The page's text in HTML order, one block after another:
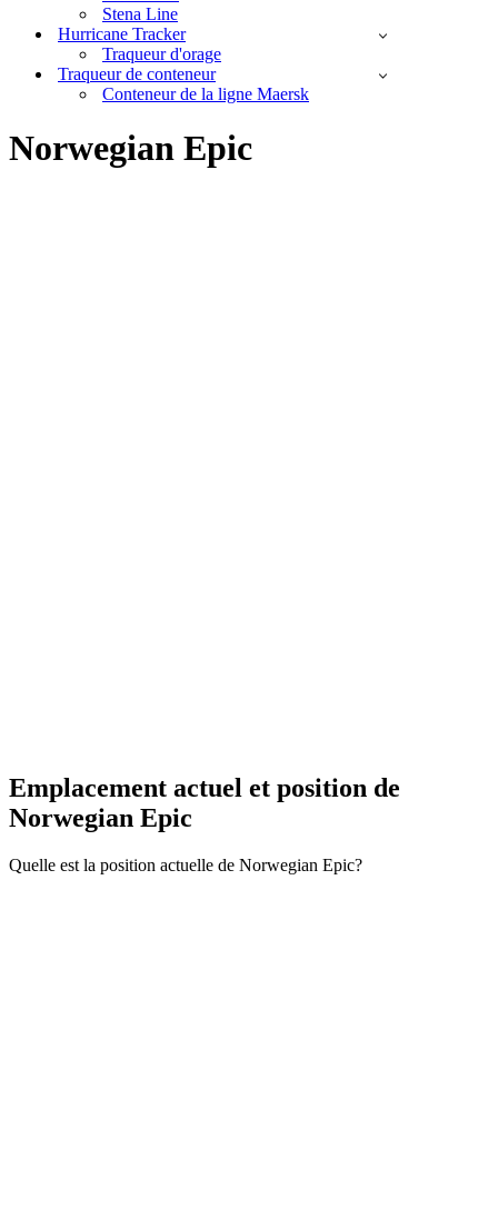
Stena Line
Hurricane Tracker
Traqueur d'orage
Traqueur de conteneur
Conteneur de la ligne Maersk
Norwegian Epic
Emplacement actuel et position de
Norwegian Epic
Quelle est la position actuelle de Norwegian Epic?